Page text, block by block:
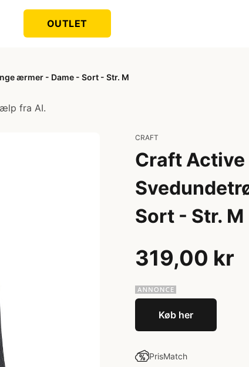
OUTLET
ærmer - Dame - Sort - Str. M
fra AI.
CRAFT
Craft
Sort - Str. M
319,00 kr
Køb her
PrisMatch